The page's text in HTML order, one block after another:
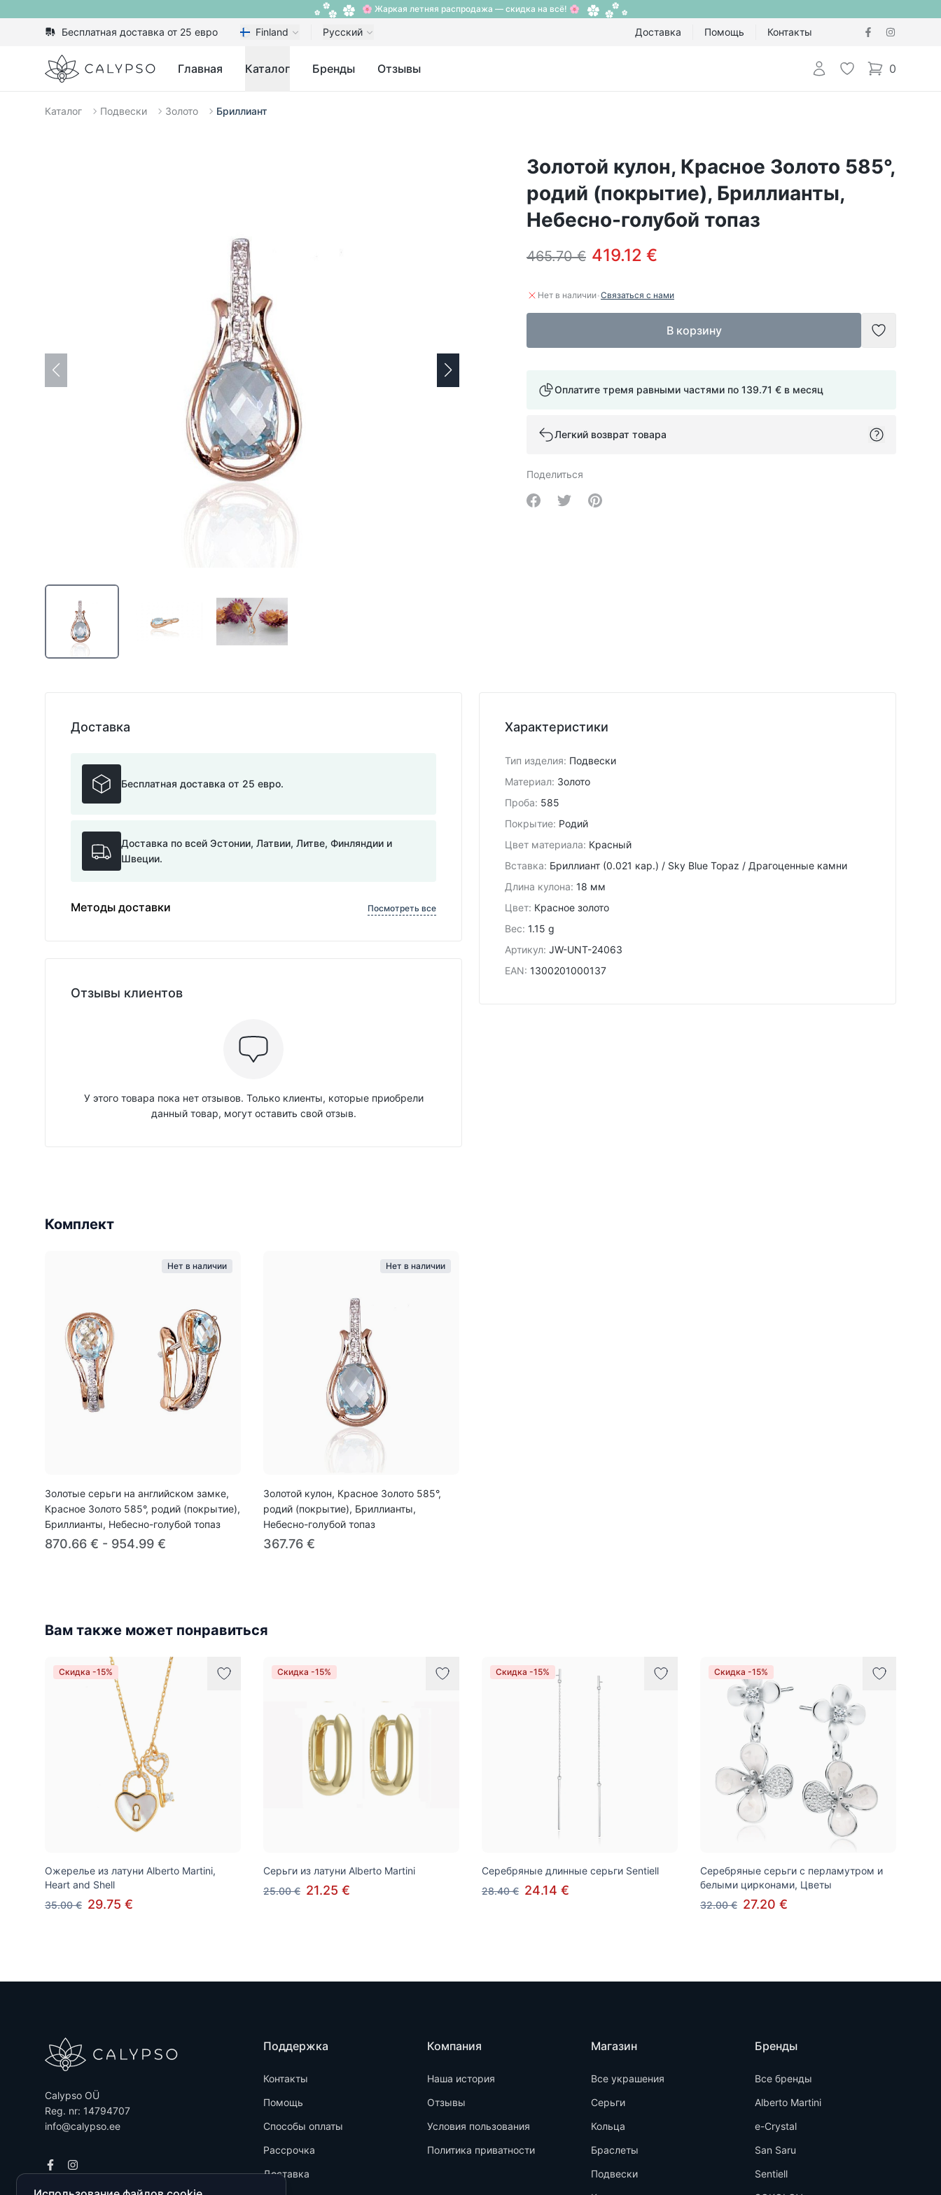
🌸 Жаркая летняя распродажа — скидка на всё! 🌸
Бесплатная доставка от 25 евро Finland Русский Доставка Помощь Контакты
Calypso Главная Каталог Бренды Отзывы Авторизоваться
Избранное
0
items in cart,
Каталог Подвески Золото Бриллиант
Золотой кулон, Красное Золото 585°,
родий (покрытие), Бриллианты,
Небесно-голубой топаз
465.70 € 419.12 €
Нет в наличии·Связаться с нами
В корзину
Добавить
Оплатите тремя равными частями по 139.71 € в месяц
Легкий возврат товара
Поделиться
Share on Facebook
Share on Twitter
Share on Pinterest
Характеристики
Тип изделия: Подвески
Материал: Золото
Проба: 585
Покрытие: Родий
Цвет материала: Красный
Вставка: Бриллиант (0.021 кар.) / Sky Blue Topaz / Драгоценные камни
Длина кулона: 18 мм
Цвет: Красное золото
Вес: 1.15 g
Артикул: JW-UNT-24063
EAN: 1300201000137
Доставка
Бесплатная доставка от 25 евро.
Доставка по всей Эстонии, Латвии, Литве, Финляндии и
Швеции.
Методы доставки Посмотреть все
Отзывы клиентов
У этого товара пока нет отзывов. Только клиенты, которые приобрели
данный товар, могут оставить свой отзыв.
Комплект
Нет в наличии
Золотые серьги на английском замке,
Красное Золото 585°, родий (покрытие),
Бриллианты, Небесно-голубой топаз
870.66 € - 954.99 €
Нет в наличии
Золотой кулон, Красное Золото 585°,
родий (покрытие), Бриллианты,
Небесно-голубой топаз
367.76 €
Вам также может понравиться
Скидка -15%
Ожерелье из латуни Alberto Martini,
Heart and Shell
35.00 € 29.75 €
Скидка -15%
Серьги из латуни Alberto Martini
25.00 € 21.25 €
Скидка -15%
Серебряные длинные серьги Sentiell
28.40 € 24.14 €
Скидка -15%
Серебряные серьги с перламутром и
белыми цирконами, Цветы
32.00 € 27.20 €
Calypso OÜ
Reg. nr: 14794707
info@calypso.ee
Поддержка
Контакты
Помощь
Способы оплаты
Рассрочка
Доставка
Компания
Наша история
Отзывы
Условия пользования
Политика приватности
Магазин
Все украшения
Серьги
Кольца
Браслеты
Подвески
Бренды
Все бренды
Alberto Martini
e-Crystal
San Saru
Sentiell